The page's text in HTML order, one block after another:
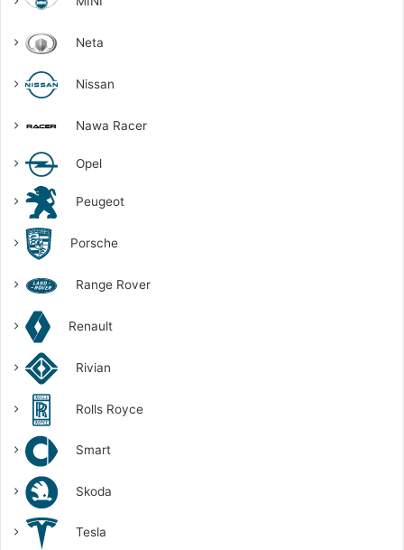
Neta
Nissan
Nawa Racer
Opel
Peugeot
Porsche
Range Rover
Renault
Rivian
Rolls Royce
Smart
Skoda
Tesla